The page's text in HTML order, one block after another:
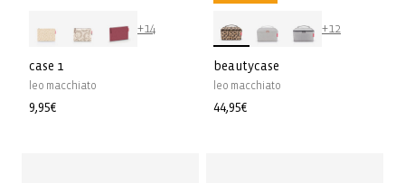
+14
case 1
leo macchiato
Prix
9,95€
+12
beautycase
leo macchiato
Prix
44,95€